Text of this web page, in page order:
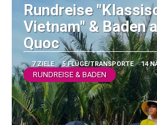
Rundreise
Vietnam" & Baden
Quoc
7 ZIELE 5 FLÜGE/TRANSPORTE 14
RUNDREISE & BADEN